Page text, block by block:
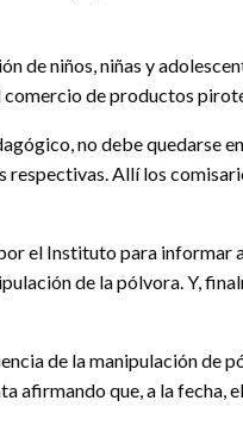
de niños, niñas y
de productos
no debe quedarse
Allí los
el Instituto para informar
de la pólvora. Y,
de la manipulación de
afirmando que, a la fecha,